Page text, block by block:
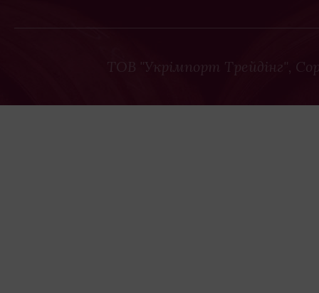
ТОВ "Укрімпорт Трейдінг",